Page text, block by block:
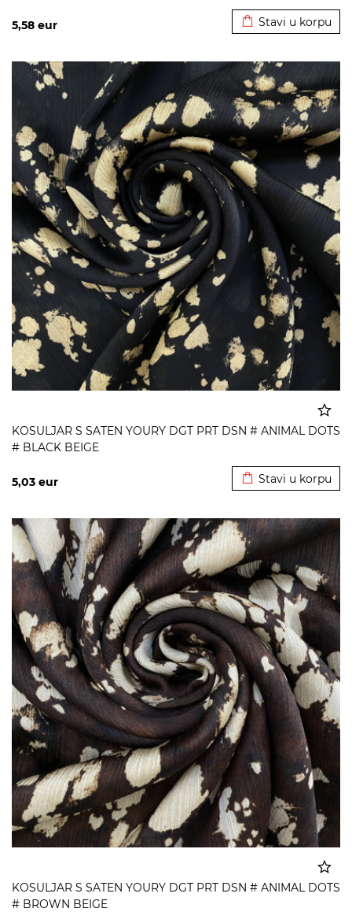
5,58 eur Stavi u korpu
KOSULJAR S SATEN YOURY DGT PRT DSN # ANIMAL DOTS
# BLACK BEIGE
5,03 eur Stavi u korpu
KOSULJAR S SATEN YOURY DGT PRT DSN # ANIMAL DOTS
# BROWN BEIGE